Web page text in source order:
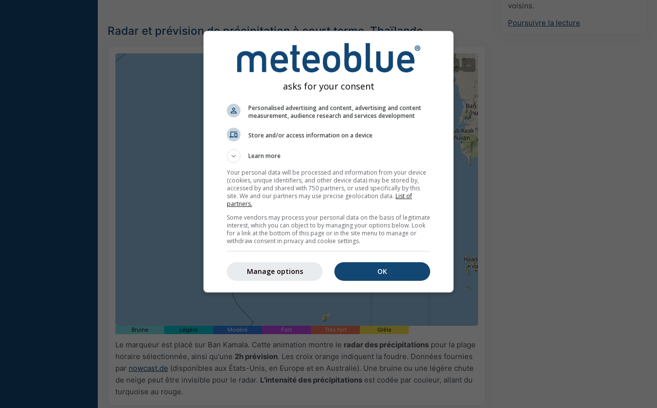
voisins.
Poursuivre la lecture
Radar et prévision de précipitation à court terme, Thaïlande
24h
+ −
Bruine Légère Modéré Fort Très fort Grêle
Le marqueur est placé sur Ban Kamala. Cette animation montre le radar des précipitations pour la plage
horaire sélectionnée, ainsi qu'une 2h prévision. Les croix orange indiquent la foudre. Données fournies
par nowcast.de (disponibles aux États-Unis, en Europe et en Australie). Une bruine ou une légère chute
de neige peut être invisible pour le radar. L'intensité des précipitations est codée par couleur, allant du
turquoise au rouge.
asks for your consent
Personalised advertising and content, advertising and content
measurement, audience research and services development
Store and/or access information on a device
Learn more
Your personal data will be processed and information from your device
(cookies, unique identifiers, and other device data) may be stored by,
accessed by and shared with 750 partners, or used specifically by this
site. We and our partners may use precise geolocation data. List of
partners.
Some vendors may process your personal data on the basis of legitimate
interest, which you can object to by managing your options below. Look
for a link at the bottom of this page or in the site menu to manage or
withdraw consent in privacy and cookie settings.
OK
Manage options